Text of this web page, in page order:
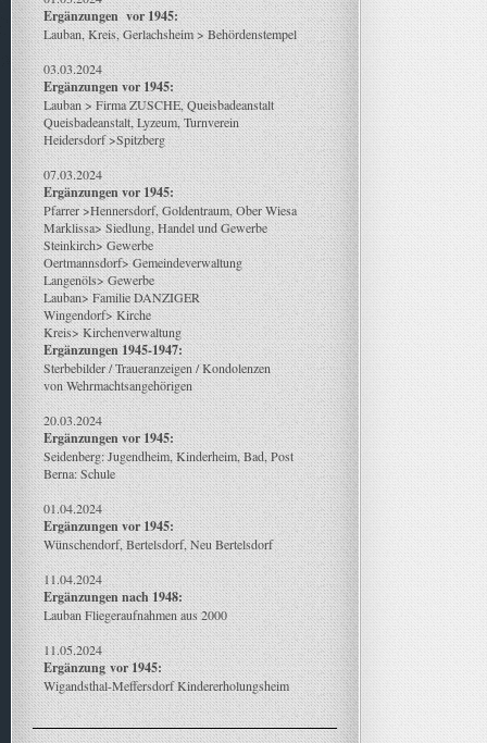
Ergänzungen vor 1945:
Lauban, Kreis, Gerlachsheim > Behördenstempel
03.03.2024
Ergänzungen vor 1945:
Lauban > Firma ZUSCHE, Queisbadeanstalt
Queisbadeanstalt, Lyzeum, Turnverein
Heidersdorf >Spitzberg
07.03.2024
Ergänzungen vor 1945:
Pfarrer >Hennersdorf, Goldentraum, Ober Wiesa
Marklissa> Siedlung, Handel und Gewerbe
Steinkirch> Gewerbe
Oertmannsdorf> Gemeindeverwaltung
Langenöls> Gewerbe
Lauban> Familie DANZIGER
Wingendorf> Kirche
Kreis> Kirchenverwaltung
Ergänzungen 1945-1947:
Sterbebilder / Traueranzeigen / Kondolenzen
von Wehrmachtsangehörigen
20.03.2024
Ergänzungen vor 1945:
Seidenberg: Jugendheim, Kinderheim, Bad, Post
Berna: Schule
01.04.2024
Ergänzungen vor 1945:
Wünschendorf, Bertelsdorf, Neu Bertelsdorf
11.04.2024
Ergänzungen nach 1948:
Lauban Fliegeraufnahmen aus 2000
11.05.2024
Ergänzungvor 1945:
Wigandsthal-Meffersdorf Kindererholungsheim